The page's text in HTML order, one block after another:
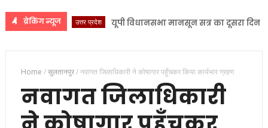
ब्रेकिंग न्यूजउत्तर प्रदेश यूपी विधानसभा मानसून सत्र का दूसरा दिन आज,
Home /सुलतानपुर/नवागत जिलाधिकारी ने कोषागार पहुँचकर किया कार्यभार ग्रहण
नवागत जिलाधिकारी